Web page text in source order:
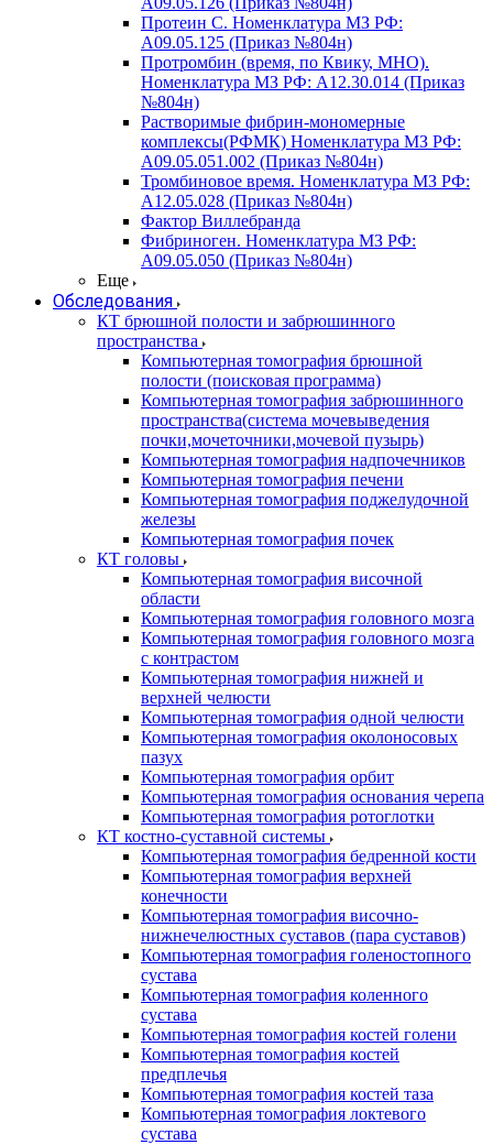
Протеин С. Номенклатура МЗ РФ:
A09.05.125 (Приказ №804н)
Протромбин (время, по Квику, МНО).
Номенклатура МЗ РФ: A12.30.014 (Приказ
№804н)
Растворимые фибрин-мономерные
комплексы(РФМК) Номенклатура МЗ РФ:
A09.05.051.002 (Приказ №804н)
Тромбиновое время. Номенклатура МЗ РФ:
A12.05.028 (Приказ №804н)
Фактор Виллебранда
Фибриноген. Номенклатура МЗ РФ:
A09.05.050 (Приказ №804н)
Еще
Обследования
КТ брюшной полости и забрюшинного
пространства
Компьютерная томография брюшной
полости (поисковая программа)
Компьютерная томография забрюшинного
пространства(система мочевыведения
почки,мочеточники,мочевой пузырь)
Компьютерная томография надпочечников
Компьютерная томография печени
Компьютерная томография поджелудочной
железы
Компьютерная томография почек
КТ головы
Компьютерная томография височной
области
Компьютерная томография головного мозга
Компьютерная томография головного мозга
с контрастом
Компьютерная томография нижней и
верхней челюсти
Компьютерная томография одной челюсти
Компьютерная томография околоносовых
пазух
Компьютерная томография орбит
Компьютерная томография основания черепа
Компьютерная томография ротоглотки
КТ костно-суставной системы
Компьютерная томография бедренной кости
Компьютерная томография верхней
конечности
Компьютерная томография височно-
нижнечелюстных суставов (пара суставов)
Компьютерная томография голеностопного
сустава
Компьютерная томография коленного
сустава
Компьютерная томография костей голени
Компьютерная томография костей
предплечья
Компьютерная томография костей таза
Компьютерная томография локтевого
сустава